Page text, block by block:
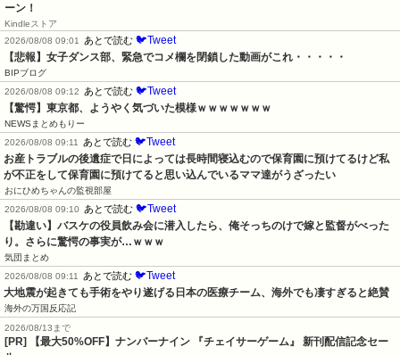
ーン！
Kindleストア
2026/08/08 09:01
あとで読む 🐦Tweet
【悲報】女子ダンス部、緊急でコメ欄を閉鎖した動画がこれ・・・・・
BIPブログ
2026/08/08 09:12
あとで読む 🐦Tweet
【驚愕】東京都、ようやく気づいた模様ｗｗｗｗｗｗｗ
NEWSまとめもりー
2026/08/08 09:11
あとで読む 🐦Tweet
お産トラブルの後遺症で日によっては長時間寝込むので保育園に預けてるけど私
が不正をして保育園に預けてると思い込んでいるママ達がうざったい
おにひめちゃんの監視部屋
2026/08/08 09:10
あとで読む 🐦Tweet
【勘違い】バスケの役員飲み会に潜入したら、俺そっちのけで嫁と監督がべった
り。さらに驚愕の事実が…ｗｗｗ
気団まとめ
2026/08/08 09:11
あとで読む 🐦Tweet
大地震が起きても手術をやり遂げる日本の医療チーム、海外でも凄すぎると絶賛
海外の万国反応記
2026/08/13まで
[PR] 【最大50%OFF】ナンバーナイン 『チェイサーゲーム』 新刊配信記念セー